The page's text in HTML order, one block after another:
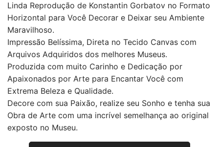
Linda Reprodução de Konstantin Gorbatov no Formato
Horizontal para Você Decorar e Deixar seu Ambiente
Maravilhoso.
Impressão Belíssima, Direta no Tecido Canvas com
Arquivos Adquiridos dos melhores Museus.
Produzida com muito Carinho e Dedicação por
Apaixonados por Arte para Encantar Você com
Extrema Beleza e Qualidade.
Decore com sua Paixão, realize seu Sonho e tenha sua
Obra de Arte com uma incrível semelhança ao original
exposto no Museu.